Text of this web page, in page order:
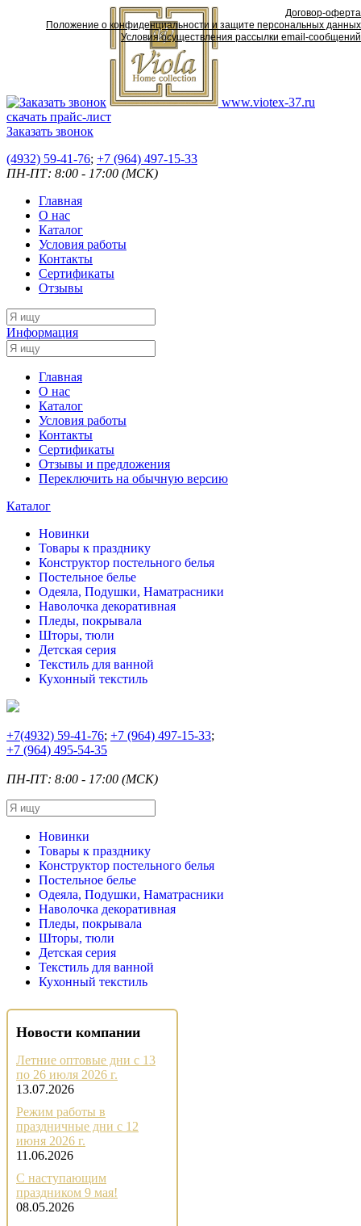
www.viotex-37.ru
скачать прайс-лист
Заказать звонок
(4932) 59-41-76; +7 (964) 497-15-33
ПН-ПТ: 8:00 - 17:00 (МСК)
Главная
О нас
Каталог
Условия работы
Контакты
Сертификаты
Отзывы
Информация
Главная
О нас
Каталог
Условия работы
Контакты
Сертификаты
Отзывы и предложения
Переключить на обычную версию
Каталог
Новинки
Товары к празднику
Конструктор постельного белья
Постельное белье
Одеяла, Подушки, Наматрасники
Наволочка декоративная
Пледы, покрывала
Шторы, тюли
Детская серия
Текстиль для ванной
Кухонный текстиль
+7(4932) 59-41-76; +7 (964) 497-15-33;
+7 (964) 495-54-35
ПН-ПТ: 8:00 - 17:00 (МСК)
Новинки
Товары к празднику
Конструктор постельного белья
Постельное белье
Одеяла, Подушки, Наматрасники
Наволочка декоративная
Пледы, покрывала
Шторы, тюли
Детская серия
Текстиль для ванной
Кухонный текстиль
Новости компании
Летние оптовые дни с 13
по 26 июля 2026 г.
13.07.2026
Режим работы в
праздничные дни с 12
июня 2026 г.
11.06.2026
С наступающим
праздником 9 мая!
08.05.2026
Договор-оферта
Положение о конфиденциальности и защите персональных данных
Условия осуществления рассылки email-сообщений